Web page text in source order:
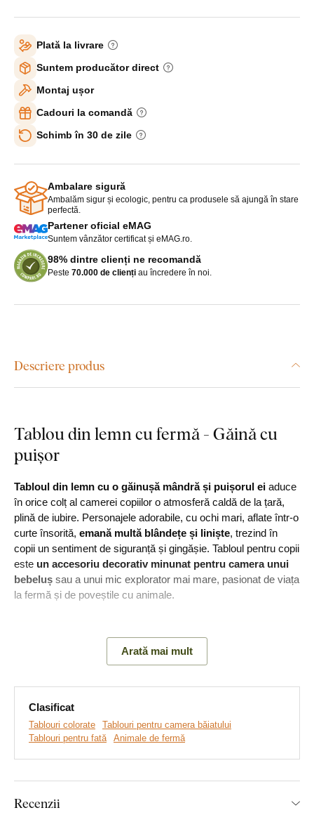
Plată la livrare
Suntem producător direct
Montaj ușor
Cadouri la comandă
Schimb în 30 de zile
Ambalare sigură
Ambalăm sigur și ecologic, pentru ca produsele să ajungă în stare
perfectă.
Partener oficial eMAG
Suntem vânzător certificat și eMAG.ro.
98% dintre clienți ne recomandă
Peste 70.000 de clienți au încredere în noi.
Descriere produs
Tablou din lemn cu fermă - Găină cu
puișor
Tabloul din lemn cu o găinușă mândră și puișorul ei aduce
în orice colț al camerei copiilor o atmosferă caldă de la țară,
plină de iubire. Personajele adorabile, cu ochi mari, aflate într-o
curte însorită, emană multă blândețe și liniște, trezind în
copii un sentiment de siguranță și gingășie. Tabloul pentru copii
este un accesoriu decorativ minunat pentru camera unui
bebeluș sau a unui mic explorator mai mare, pasionat de viața
la fermă și de poveștile cu animale.
groase de lemn
Arată mai mult
Clasificat
Tablouri colorate
Tablouri pentru camera băiatului
Tablouri pentru fată
Animale de fermă
Recenzii